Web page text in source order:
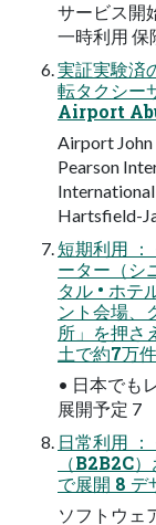
サービス開
一時利用 保
実証実験済
転タクシ
Airport
Airport John
Pearson
Hartsfield-
短期利用 ：
ーター（シ
タル • ホテ
ント会場、
所」を押さ
土で約7万
• 日本でも
展開予定 7
日常利用
（B2B2C
で展開 8 デ
ソフトウェ